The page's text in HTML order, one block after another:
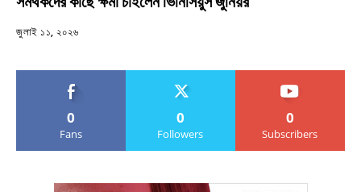
জুলাই ১১, ২০২৬
0
Fans
0
Followers
0
Subscribers